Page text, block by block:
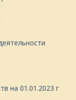
на 01.01.2023 г